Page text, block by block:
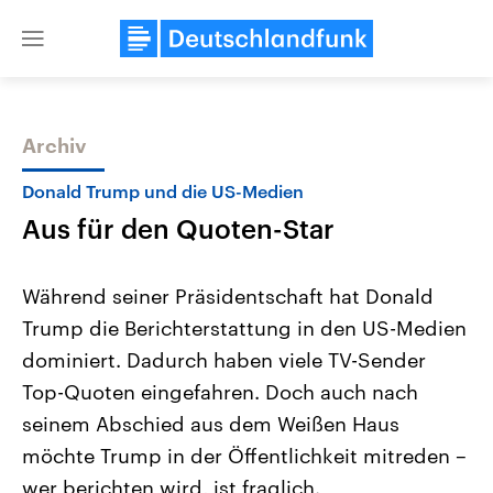
Close
Themen
Landtagswahl Sachsen-Anhalt
2026
Alle Informationen
Sachsen-Anhalt wählt am 6.
September 2026 einen neuen
Landtag. Seit 2021 wird das
Bundesland von einer Koalition aus
USA
Aktuelle Beiträge,
Hintergründe
Wirtschaftlich und
gehören die Vereinigten
mit großem Einfluss auf
Archiv
Donald Trump und die US-Medien
Aus für den Quoten-Star
Während seiner Präsidentschaft hat Donald
Trump die Berichterstattung in den US-Medien
dominiert. Dadurch haben viele TV-Sender
Top-Quoten eingefahren. Doch auch nach
seinem Abschied aus dem Weißen Haus
möchte Trump in der Öffentlichkeit mitreden –
wer berichten wird, ist fraglich.